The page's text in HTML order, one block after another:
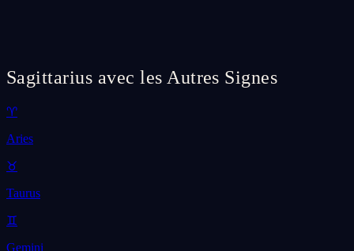
Sagittarius avec les Autres Signes
♈
Aries
♉
Taurus
♊
Gemini